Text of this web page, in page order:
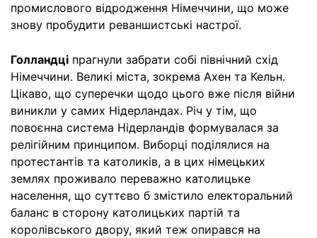
промислового відродження Німеччини, що може
знову пробудити реваншистські настрої.
Голландці прагнули забрати собі північний схід
Німеччини. Великі міста, зокрема Ахен та Кельн.
Цікаво, що суперечки щодо цього вже після війни
виникли у самих Нідерландах. Річ у тім, що
повоєнна система Нідерландів формувалася за
релігійним принципом. Виборці поділялися на
протестантів та католиків, а в цих німецьких
землях проживало переважно католицьке
населення, що суттєво б змістило електоральний
баланс в сторону католицьких партій та
королівського двору, який теж опирався на